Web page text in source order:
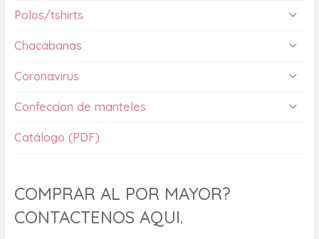
Polos/tshirts
Chacabanas
Coronavirus
Confeccion de manteles
Catálogo (PDF)
COMPRAR AL POR MAYOR?
CONTACTENOS AQUI.